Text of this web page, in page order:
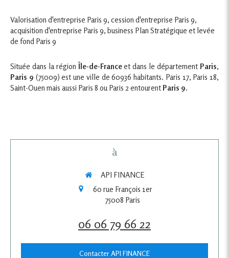
Valorisation d'entreprise Paris 9, cession d'entreprise Paris 9,
acquisition d'entreprise Paris 9, business Plan Stratégique et levée
de fond Paris 9
Située dans la région Île-de-Franceet dans le département Paris,
Paris 9 (75009) est une ville de 60936 habitants. Paris 17, Paris 18,
Saint-Ouen mais aussi Paris 8 ou Paris 2 entourent Paris 9.
à
API FINANCE
60 rue François 1er
75008 Paris
06 06 79 66 22
Contacter API FINANCE